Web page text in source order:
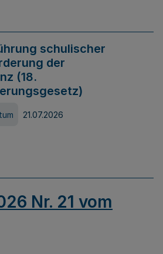
schulischer
der
(18.
21.07.2026
Nr. 21 vom